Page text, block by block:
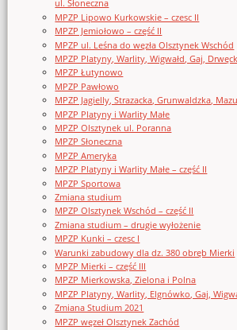
ul. Słoneczna
MPZP Lipowo Kurkowskie – czesc II
MPZP Jemiołowo – część II
MPZP ul. Leśna do węzła Olsztynek Wschód
MPZP Platyny, Warlity, Wigwałd, Gaj, Drwęck
MPZP Łutynowo
MPZP Pawłowo
MPZP Jagielly, Strazacka, Grunwaldzka,
MPZP Platyny i Warlity Małe
MPZP Olsztynek ul. Poranna
MPZP Słoneczna
MPZP Ameryka
MPZP Platyny i Warlity Małe – część II
MPZP Sportowa
Zmiana studium
MPZP Olsztynek Wschód – część II
Zmiana studium – drugie wyłożenie
MPZP Kunki – czesc I
Warunki zabudowy dla dz. 380 obręb Mierki
MPZP Mierki – część III
MPZP Mierkowska, Zielona i Polna
MPZP Platyny, Warlity, Elgnówko, Gaj,
Zmiana Studium 2021
MPZP węzeł Olsztynek Zachód